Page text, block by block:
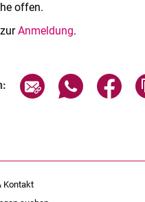
offen.
Anmeldung.
Seite über E-Mail
Seite über
Kontakt